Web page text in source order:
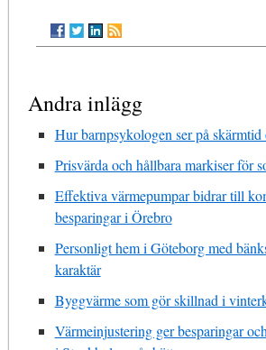
Andra inlägg
Hur barnpsykologen ser på skärmtid
Prisvärda och hållbara markiser för
Effektiva värmepumpar bidrar till
besparingar i Örebro
Personligt hem i Göteborg med
karaktär
Byggvärme som gör skillnad i
Värmeinjustering ger besparingar